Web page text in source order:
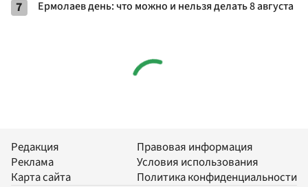
7 Ермолаев день: что можно и нельзя делать 8 августа
Редакция
Реклама
Карта сайта
Правовая информация
Условия использования
Политика конфиденциальности